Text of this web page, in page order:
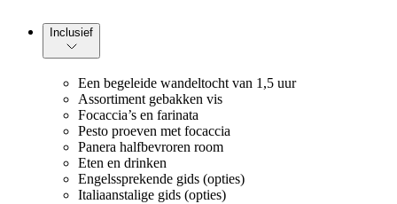
Inclusief
Een begeleide wandeltocht van 1,5 uur
Assortiment gebakken vis
Focaccia’s en farinata
Pesto proeven met focaccia
Panera halfbevroren room
Eten en drinken
Engelssprekende gids (opties)
Italiaanstalige gids (opties)